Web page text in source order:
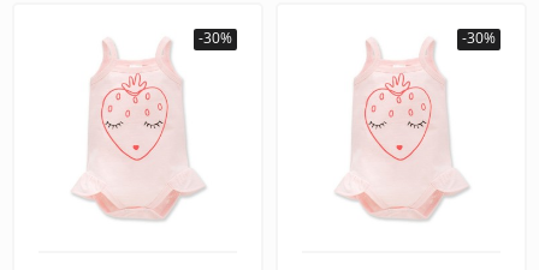
-30% -30%